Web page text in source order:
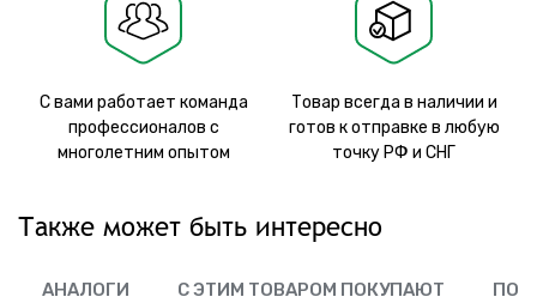
С вами работает команда
профессионалов с
многолетним опытом
Товар всегда в наличии и
готов к отправке в любую
точку РФ и СНГ
Также может быть интересно
АНАЛОГИ С ЭТИМ ТОВАРОМ ПОКУПАЮТ